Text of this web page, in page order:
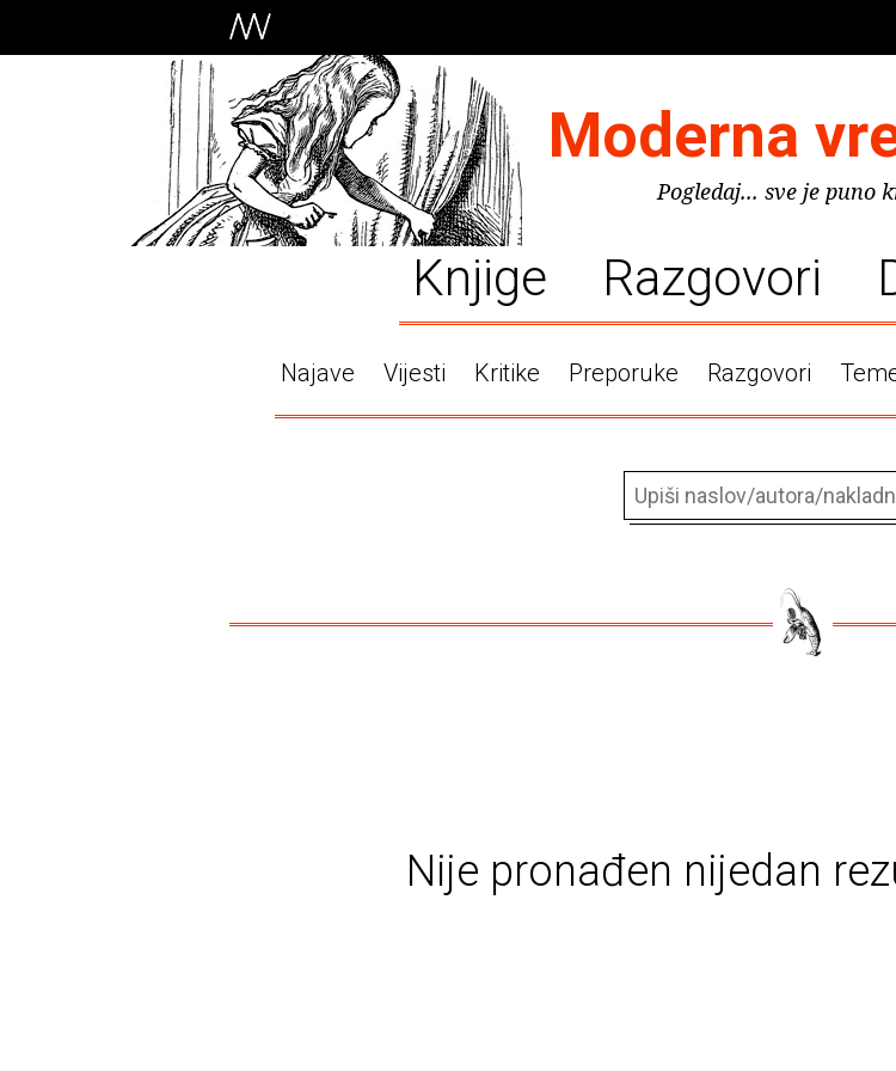
Moderna
Pogledaj... sve je puno
Knjige Razgovori
Najave Vijesti Kritike Preporuke Razgovori
Nije pronađen nijedan